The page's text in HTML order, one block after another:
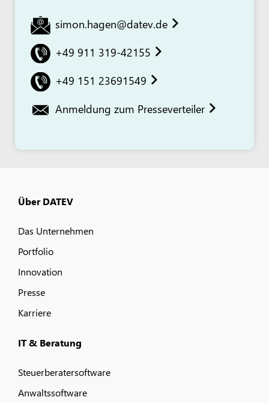
simon.hagen@datev.de
+49 911 319-42155
+49 151 23691549
Anmeldung zum Presseverteiler
Über DATEV
Das Unternehmen
Portfolio
Innovation
Presse
Karriere
IT & Beratung
Steuerberatersoftware
Anwaltssoftware